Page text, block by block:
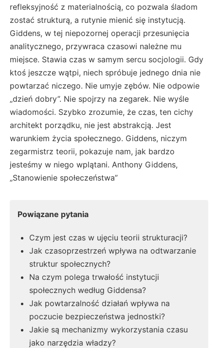
refleksyjność z materialnością, co pozwala śladom
zostać strukturą, a rutynie mienić się instytucją.
Giddens, w tej niepozornej operacji przesunięcia
analitycznego, przywraca czasowi należne mu
miejsce. Stawia czas w samym sercu socjologii. Gdy
ktoś jeszcze wątpi, niech spróbuje jednego dnia nie
powtarzać niczego. Nie umyje zębów. Nie odpowie
„dzień dobry”. Nie spojrzy na zegarek. Nie wyśle
wiadomości. Szybko zrozumie, że czas, ten cichy
architekt porządku, nie jest abstrakcją. Jest
warunkiem życia społecznego. Giddens, niczym
zegarmistrz teorii, pokazuje nam, jak bardzo
jesteśmy w niego wplątani. Anthony Giddens,
„Stanowienie społeczeństwa”
Powiązane pytania
Czym jest czas w ujęciu teorii strukturacji?
Jak czasoprzestrzeń wpływa na odtwarzanie
struktur społecznych?
Na czym polega trwałość instytucji
społecznych według Giddensa?
Jak powtarzalność działań wpływa na
poczucie bezpieczeństwa jednostki?
Jakie są mechanizmy wykorzystania czasu
jako narzędzia władzy?